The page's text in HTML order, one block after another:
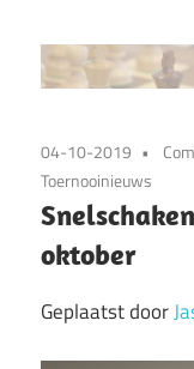
04-10-2019
Toernooinieuws
oktober
Geplaatst door